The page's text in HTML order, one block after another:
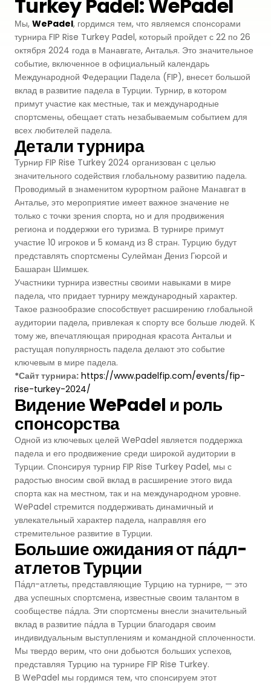
Легкоатлетические Дорожки
Падельные Корты
Падельн Клубы
Падбол Корты
Корт для Пиклбола
Теннисные Корты
Сквош Корты
Стальные Трибуны
Баскетбольные Корты
Волейбольные Корты
Гандбольные Корты
Многофункциональные Поля
Хоккейные Поля
Бейсбольные Поля
Регби Поля
Бадминтонные Корты
Футзальные Корты
Крикетные Поля
Американский Футбол
Спортивные Игры На Ковриках
Ипподромы
Premium
Monoturf
PowerGrass
DuoGrass
Без Заполнителя
Падел Турф
Теннисная Трава
Гольфовая Трава
Гибридная Трава
Натуральная Трава
Система Напылительного Покрытия
Полное ПУ покрытие
ПУ Покрытие
Спортивный Паркет
Спортивный ПВХ
Акриловое Покрытие
Модульное Резиновое Покрытие
СБР
Дренированный Шокпад
ПЭ Шокпад
Кварцевый Песок
Turkey Padel: WePadel
Мы, WePadel, гордимся тем, что являемся спонсорами
турнира FIP Rise Turkey Padel, который пройдет с 22 по 26
октября 2024 года в Манавгате, Анталья. Это значительное
событие, включенное в официальный календарь
Международной Федерации Падела (FIP), внесет большой
вклад в развитие падела в Турции. Турнир, в котором
примут участие как местные, так и международные
спортсмены, обещает стать незабываемым событием для
всех любителей падела.
Детали турнира
Турнир FIP Rise Turkey 2024 организован с целью
значительного содействия глобальному развитию падела.
Проводимый в знаменитом курортном районе Манавгат в
Анталье, это мероприятие имеет важное значение не
только с точки зрения спорта, но и для продвижения
региона и поддержки его туризма. В турнире примут
участие 10 игроков и 5 команд из 8 стран. Турцию будут
представлять спортсмены Сулейман Дениз Гюрсой и
Башаран Шимшек.
Участники турнира известны своими навыками в мире
падела, что придает турниру международный характер.
Такое разнообразие способствует расширению глобальной
аудитории падела, привлекая к спорту все больше людей. К
тому же, впечатляющая природная красота Антальи и
растущая популярность падела делают это событие
ключевым в мире падела.
*Сайт турнира: https://www.padelfip.com/events/fip-
rise-turkey-2024/
Видение WePadel и роль
спонсорства
Одной из ключевых целей WePadel является поддержка
падела и его продвижение среди широкой аудитории в
Турции. Спонсируя турнир FIP Rise Turkey Padel, мы с
радостью вносим свой вклад в расширение этого вида
спорта как на местном, так и на международном уровне.
WePadel стремится поддерживать динамичный и
увлекательный характер падела, направляя его
стремительное развитие в Турции.
Большие ожидания от па́дл-
атлетов Турции
Па́дл-атлеты, представляющие Турцию на турнире, — это
два успешных спортсмена, известные своим талантом в
сообществе па́дла. Эти спортсмены внесли значительный
вклад в развитие па́дла в Турции благодаря своим
индивидуальным выступлениям и командной сплоченности.
Мы твердо верим, что они добьются больших успехов,
представляя Турцию на турнире FIP Rise Turkey.
В WePadel мы гордимся тем, что спонсируем этот